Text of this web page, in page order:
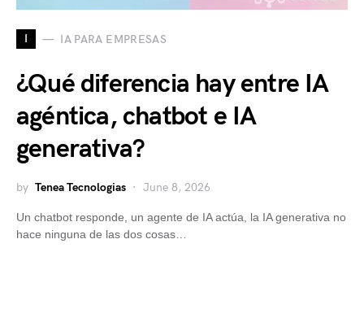
I IA PARA EMPRESAS
¿Qué diferencia hay entre IA
agéntica, chatbot e IA
generativa?
by Tenea Tecnologias June 8, 2026
Un chatbot responde, un agente de IA actúa, la IA generativa no
hace ninguna de las dos cosas…